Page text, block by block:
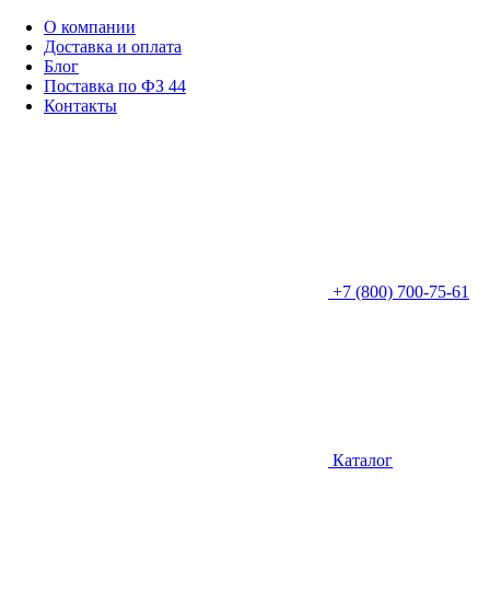
О компании
Доставка и оплата
Блог
Поставка по ФЗ 44
Контакты
+7 (800) 700-75-61
Каталог